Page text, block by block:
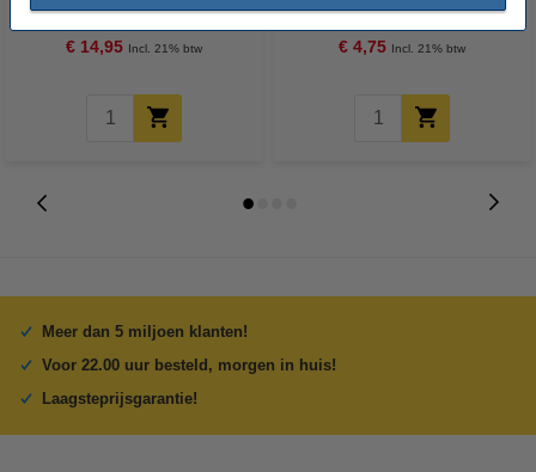
€ 14,95 Incl. 21% btw € 4,75 Incl. 21% btw
Meer dan 5 miljoen klanten!
Voor 22.00 uur besteld, morgen in huis!
Laagsteprijsgarantie!